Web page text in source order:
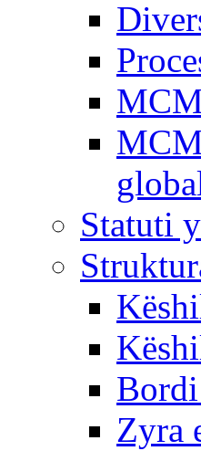
Statuti
Zyra